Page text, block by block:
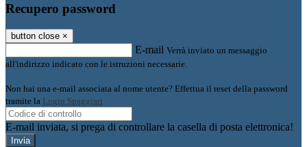
Recupero password
button close ×
E-mail Verrà inviato un messaggio
all'indirizzo indicato con le istruzioni necessarie.
Non hai una e-mail associata al nome utente? Effettua il reset della password
tramite la Login Spaggiari
E-mail inviata, si prega di controllare la casella di posta elettronica!